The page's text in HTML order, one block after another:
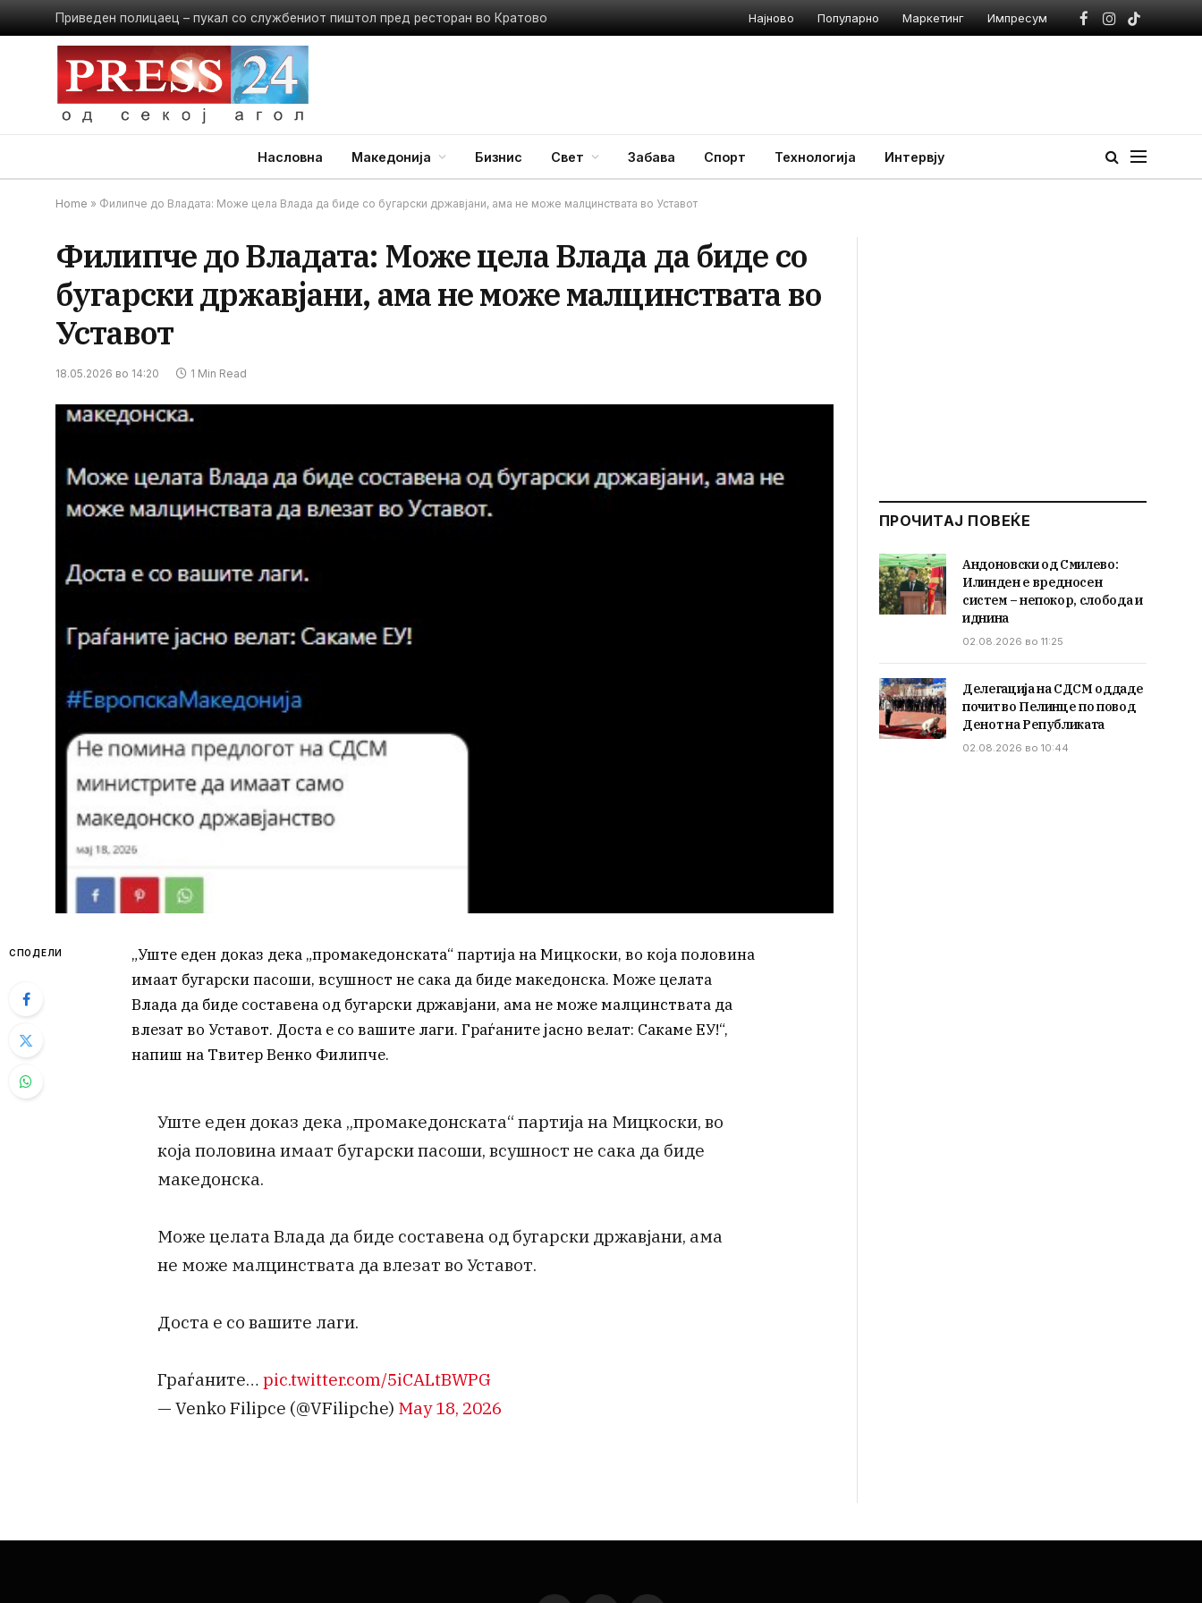
Приведен полицаец – пукал со службениот пиштол пред ресторан во Кратово Најново Популарно Маркетинг Импресум
Facebook
Instagram
TikTok
Насловна Македонија Бизнис Свет Забава Спорт Технологија Интервју
Home » Филипче до Владата: Може цела Влада да биде со бугарски државјани, ама не може малцинствата во Уставот
Филипче до Владата: Може цела Влада да биде со
бугарски државјани, ама не може малцинствата во
Уставот
18.05.2026 во 14:20 1 Min Read
СПОДЕЛИ
„Уште еден доказ дека „промакедонската“ партија на Мицкоски, во која половина
имаат бугарски пасоши, всушност не сака да биде македонска. Може целата
Влада да биде составена од бугарски државјани, ама не може малцинствата да
влезат во Уставот. Доста е со вашите лаги. Граѓаните јасно велат: Сакаме ЕУ!“,
напиш на Твитер Венко Филипче.
Уште еден доказ дека „промакедонската“ партија на Мицкоски, во
која половина имаат бугарски пасоши, всушност не сака да биде
македонска.
Може целата Влада да биде составена од бугарски државјани, ама
не може малцинствата да влезат во Уставот.
Доста е со вашите лаги.
Граѓаните… pic.twitter.com/5iCALtBWPG
— Venko Filipce (@VFilipche) May 18, 2026
ПРОЧИТАЈ ПОВЕЌЕ
Андоновски од Смилево:
Илинден е вредносен
систем – непокор, слобода и
иднина
02.08.2026 во 11:25
Делегација на СДСМ оддаде
почит во Пелинце по повод
Денот на Републиката
02.08.2026 во 10:44